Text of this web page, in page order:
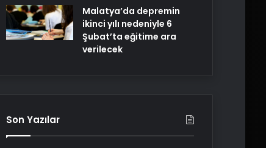
Malatya’da depremin
ikinci yılı nedeniyle 6
Şubat’ta eğitime ara
verilecek
Son Yazılar